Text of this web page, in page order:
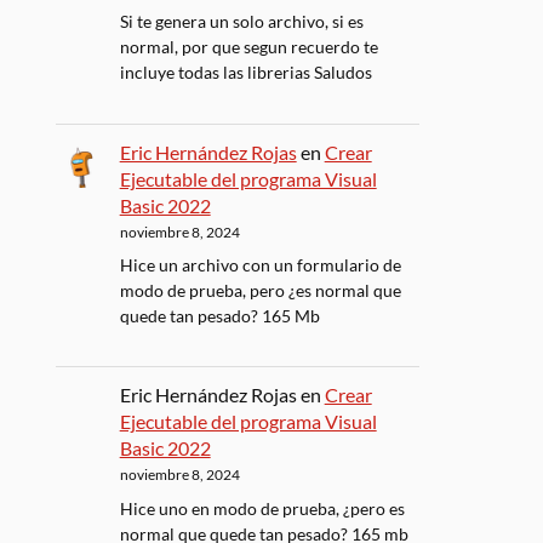
Si te genera un solo archivo, si es
normal, por que segun recuerdo te
incluye todas las librerias Saludos
Eric Hernández Rojasen Crear
Ejecutable del programa Visual
Basic 2022
noviembre 8, 2024
Hice un archivo con un formulario de
modo de prueba, pero ¿es normal que
quede tan pesado? 165 Mb
Eric Hernández Rojasen Crear
Ejecutable del programa Visual
Basic 2022
noviembre 8, 2024
Hice uno en modo de prueba, ¿pero es
normal que quede tan pesado? 165 mb